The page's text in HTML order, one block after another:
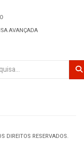
AVANÇADA
DIREITOS RESERVADOS.